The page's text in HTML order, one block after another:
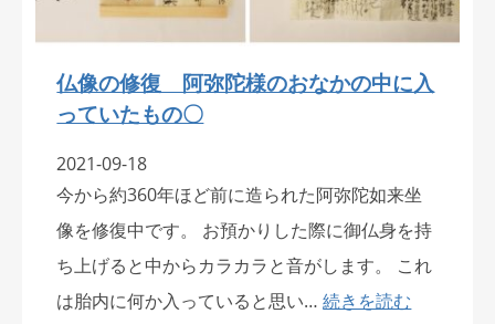
仏像の修復 阿弥陀様のおなかの中に入
っていたもの〇
2021-09-18
今から約360年ほど前に造られた阿弥陀如来坐
像を修復中です。 お預かりした際に御仏身を持
ち上げると中からカラカラと音がします。 これ
は胎内に何か入っていると思い…続きを読む